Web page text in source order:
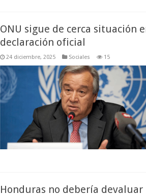
ONU sigue de cerca situación
declaración oficial
24 diciembre, 2025 Sociales 15
Honduras no debería